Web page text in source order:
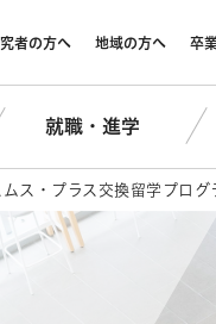
者の方へ 地域の方へ 卒
就職・進学
ス・プラス交換留学プロ